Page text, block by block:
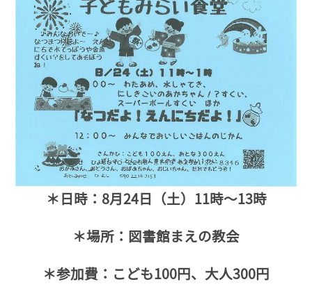
＊日時：8月24日（土）11時～13時
＊場所：図書館まえの教会
＊参加費：こども100円、大人300円